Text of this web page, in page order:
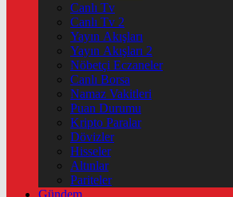
Canlı Tv
Canlı Tv 2
Yayın Akışları
Yayın Akışları 2
Nöbetçi Eczaneler
Canlı Borsa
Namaz Vakitleri
Puan Durumu
Kripto Paralar
Dövizler
Hisseler
Altınlar
Pariteler
Gündem